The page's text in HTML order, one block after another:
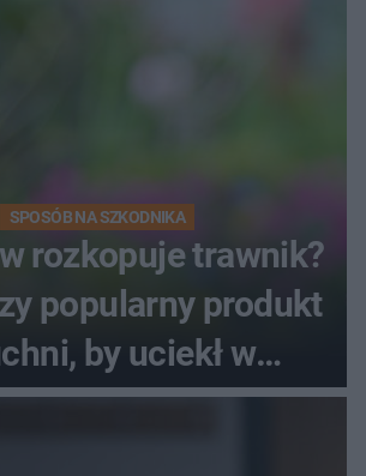
SPOSÓB NA SZKODNIKA
rozkopuje trawnik?
popularny produkt
by uciekł w
popłochu